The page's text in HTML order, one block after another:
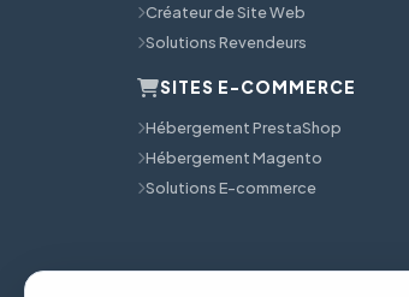
Créateur de Site Web
Solutions Revendeurs
SITES E-COMMERCE
Hébergement PrestaShop
Hébergement Magento
Solutions E-commerce